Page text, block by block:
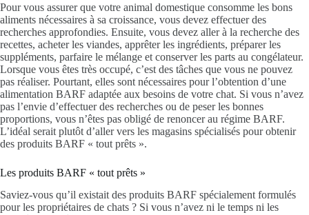
Pour vous assurer que votre animal domestique consomme les bons
aliments nécessaires à sa croissance, vous devez effectuer des
recherches approfondies. Ensuite, vous devez aller à la recherche des
recettes, acheter les viandes, apprêter les ingrédients, préparer les
suppléments, parfaire le mélange et conserver les parts au congélateur.
Lorsque vous êtes très occupé, c’est des tâches que vous ne pouvez
pas réaliser. Pourtant, elles sont nécessaires pour l’obtention d’une
alimentation BARF adaptée aux besoins de votre chat. Si vous n’avez
pas l’envie d’effectuer des recherches ou de peser les bonnes
proportions, vous n’êtes pas obligé de renoncer au régime BARF.
L’idéal serait plutôt d’aller vers les magasins spécialisés pour obtenir
des produits BARF « tout prêts ».
Les produits BARF « tout prêts »
Saviez-vous qu’il existait des produits BARF spécialement formulés
pour les propriétaires de chats ? Si vous n’avez ni le temps ni les